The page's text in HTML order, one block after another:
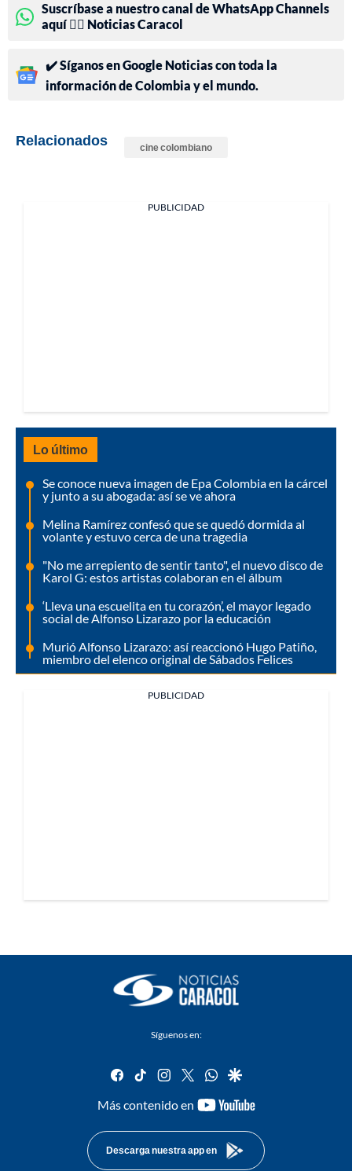
Suscríbase a nuestro canal de WhatsApp Channels
aquí 👉🏻 Noticias Caracol
✔️ Síganos en Google Noticias con toda la
información de Colombia y el mundo.
Relacionados cine colombiano
PUBLICIDAD
Lo último
Se conoce nueva imagen de Epa Colombia en la cárcel
y junto a su abogada: así se ve ahora
Melina Ramírez confesó que se quedó dormida al
volante y estuvo cerca de una tragedia
"No me arrepiento de sentir tanto", el nuevo disco de
Karol G: estos artistas colaboran en el álbum
‘Lleva una escuelita en tu corazón’, el mayor legado
social de Alfonso Lizarazo por la educación
Murió Alfonso Lizarazo: así reaccionó Hugo Patiño,
miembro del elenco original de Sábados Felices
PUBLICIDAD
Síguenos en:
facebook
tiktok instagram
twitterwhatsapp
google
Más contenido en
youtube-
Descarga nuestra app en